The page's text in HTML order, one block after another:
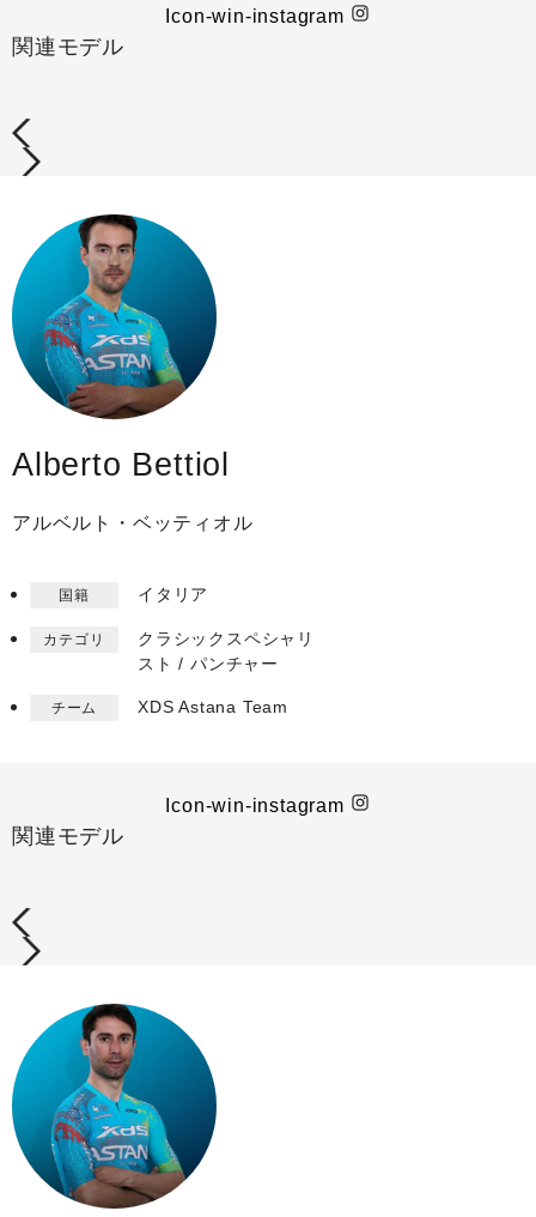
Icon-win-instagram
関連モデル
Alberto Bettiol
アルベルト・ベッティオル
国籍 イタリア
カテゴリ
クラシックスペシャリ
スト / パンチャー
チーム XDS Astana Team​
Icon-win-instagram
関連モデル